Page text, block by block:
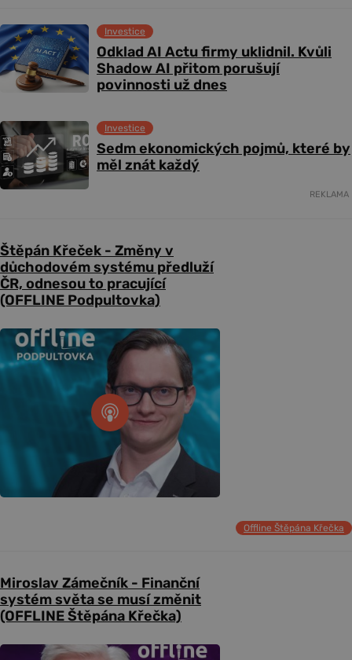
Odklad AI Actu firmy uklidnil. Kvůli
Shadow AI přitom porušují
povinnosti už dnes
Investice
Sedm ekonomických pojmů, které by
měl znát každý
Investice
REKLAMA
Štěpán Křeček - Změny v
důchodovém systému předluží
ČR, odnesou to pracující
(OFFLINE Podpultovka)
Offline Štěpána Křečka
Miroslav Zámečník - Finanční
systém světa se musí změnit
(OFFLINE Štěpána Křečka)